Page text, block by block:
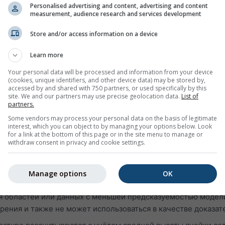
посмотреть информацию о погоде за вчера или
архива погоды разделены на 3 графика:
влажность с часовым шагом
ясное небо (светло-голубой фон). Чем темнее серый фон,
(в градусах: 0° = север, 90° = восток, 180° = юг и
зелёная линия показывает скорость ветра, а
данные моделирования, а не измеренные данные, для
измерениями метеостанций (поскольку более чем в 99 %
данные с высокой предсказуемостью могут
областей или данных с меньшей предсказуемостью
и также не может использоваться в качестве
Personalised advertising and content, advertising and content
measurement, audience research and services development
Store and/or access information on a device
Learn more
Your personal data will be processed and information from your device
(cookies, unique identifiers, and other device data) may be stored by,
accessed by and shared with 750 partners, or used specifically by this
site. We and our partners may use precise geolocation data. List of
partners.
Some vendors may process your personal data on the basis of legitimate
interest, which you can object to by managing your options below. Look
for a link at the bottom of this page or in the site menu to manage or
withdraw consent in privacy and cookie settings.
OK
Manage options